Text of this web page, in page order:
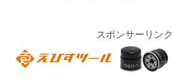
スポンサーリンク